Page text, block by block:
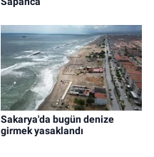
Sakarya'da bugün denize
girmek yasaklandı